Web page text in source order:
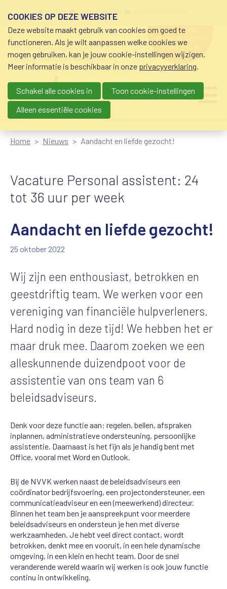
schuldhulp • sociaal krediet •
budgetbeheer • beschermingsbewind
hulp nodig
bij geldzorgen?
0800-8115.nl
Main navigation
Home Nieuws Aandacht en liefde gezocht!
Vacature Personal assistent: 24
tot 36 uur per week
Aandacht en liefde gezocht!
25 oktober 2022
Wij zijn een enthousiast, betrokken en
geestdriftig team. We werken voor een
vereniging van financiële hulpverleners.
Hard nodig in deze tijd! We hebben het er
maar druk mee. Daarom zoeken we een
alleskunnende duizendpoot voor de
assistentie van ons team van 6
beleidsadviseurs.
Denk voor deze functie aan: regelen, bellen, afspraken
inplannen, administratieve ondersteuning, persoonlijke
assistentie. Daarnaast is het fijn als je handig bent met
Office, vooral met Word en Outlook.
Bij de NVVK werken naast de beleidsadviseurs een
coördinator bedrijfsvoering, een projectondersteuner, een
communicatieadviseur en een (meewerkend) directeur.
Binnen het team ben je aanspreekpunt voor meerdere
beleidsadviseurs en ondersteun je hen met diverse
werkzaamheden. Je hebt veel direct contact, wordt
betrokken, denkt mee en vooruit, in een hele dynamische
omgeving, in een klein en hecht team. Door de snel
veranderende wereld waarin wij werken is ook jouw functie
continu in ontwikkeling.
COOKIES OP DEZE WEBSITE
Deze website maakt gebruik van cookies om goed te
functioneren. Als je wilt aanpassen welke cookies we
mogen gebruiken, kan je jouw cookie-instellingen wijzigen.
Meer informatie is beschikbaar in onze privacyverklaring.
Schakel alle cookies in
Toon cookie-instellingen
Alleen essentiële cookies